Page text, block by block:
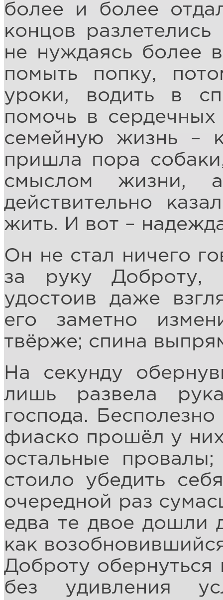
более и более
концов
не нуждаясь более
помыть попку,
уроки, водить в
помочь в сердечных
семейную жизнь –
пришла пора
смыслом жизни,
действительно
жить. И вот –
Он не стал ничего
за руку
удостоив даже
его заметно
твёрже; спина
На секунду
лишь развела
господа.
фиаско прошёл у
остальные
стоило убедить
очередной раз
едва те двое дошли
как
Доброту
без удивления